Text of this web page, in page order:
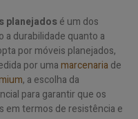
planejadosé um dos
durabilidade quanto a
por móveis planejados,
por umamarcenaria de
, a escolha da
para garantir que os
em termos de resistência e